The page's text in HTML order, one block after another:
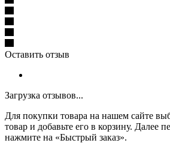
Оставить отзыв
Загрузка отзывов...
Для покупки товара на нашем сайте
товар и добавьте его в корзину. Далее
нажмите на «Быстрый заказ».